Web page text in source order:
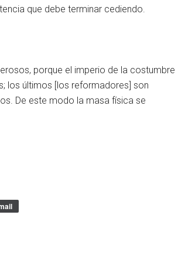
que debe terminar cediendo.
porque el imperio de la costumbre
los últimos [los reformadores] son
De este modo la masa física se